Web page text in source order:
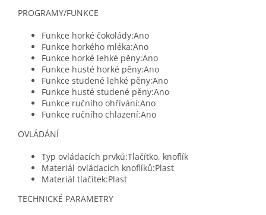
PROGRAMY/FUNKCE
Funkce horké čokolády:Ano
Funkce horkého mléka:Ano
Funkce horké lehké pěny:Ano
Funkce husté horké pěny:Ano
Funkce studené lehké pěny:Ano
Funkce husté studené pěny:Ano
Funkce ručního ohřívání:Ano
Funkce ručního chlazení:Ano
OVLÁDÁNÍ
Typ ovládacích prvků:Tlačítko, knoflík
Materiál ovládacích knoflíků:Plast
Materiál tlačítek:Plast
TECHNICKÉ PARAMETRY